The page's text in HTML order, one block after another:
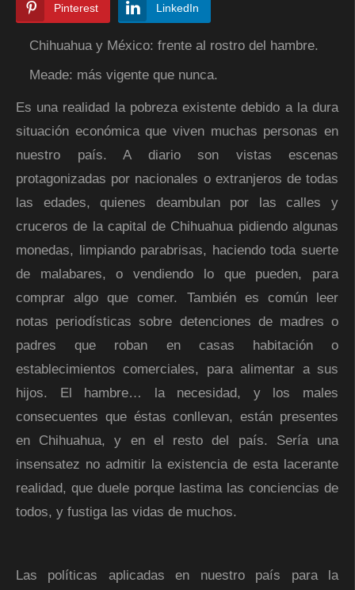
Pinterest LinkedIn
Chihuahua y México: frente al rostro del hambre.
Meade: más vigente que nunca.
Es una realidad la pobreza existente debido a la dura
situación económica que viven muchas personas en
nuestro país. A diario son vistas escenas
protagonizadas por nacionales o extranjeros de todas
las edades, quienes deambulan por las calles y
cruceros de la capital de Chihuahua pidiendo algunas
monedas, limpiando parabrisas, haciendo toda suerte
de malabares, o vendiendo lo que pueden, para
comprar algo que comer. También es común leer
notas periodísticas sobre detenciones de madres o
padres que roban en casas habitación o
establecimientos comerciales, para alimentar a sus
hijos. El hambre… la necesidad, y los males
consecuentes que éstas conllevan, están presentes
en Chihuahua, y en el resto del país. Sería una
insensatez no admitir la existencia de esta lacerante
realidad, que duele porque lastima las conciencias de
todos, y fustiga las vidas de muchos.
Las políticas aplicadas en nuestro país para la